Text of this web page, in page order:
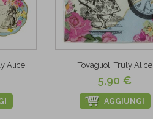
Alice Tovaglioli Truly Alice
5,90 €
AGGIUNGI